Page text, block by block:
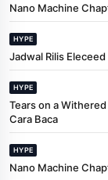
Nano Machine
HYPE
Jadwal Rilis
HYPE
Tears on a
Cara Baca
HYPE
Nano Machine